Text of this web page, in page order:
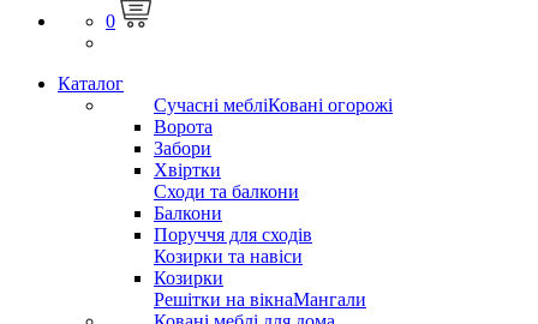
0
Каталог
Сучасні мебліКовані огорожі
Ворота
Забори
Хвіртки
Сходи та балкони
Балкони
Поруччя для сходів
Козирки та навіси
Козирки
Решітки на вікнаМангали